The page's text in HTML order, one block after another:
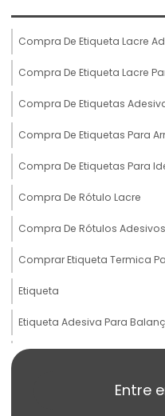
Compra De Etiqueta Lacre
Compra De Etiqueta Lacre
Compra De Etiquetas
Compra De Etiquetas Para
Compra De Etiquetas Para
Compra De Rótulo Lacre
Compra De Rótulos
Comprar Etiqueta Termica
Etiqueta
Etiqueta Adesiva Para
Etiqueta Adesiva Para
Etiqueta Adesiva TermoEntre